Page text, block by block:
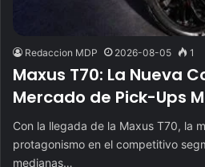
Redaccion MDP 2026-08-05 1
Maxus T70: La Nueva
Mercado de Pick-Ups
Con la llegada de la Maxus T70, la
protagonismo en el competitivo
medianas…